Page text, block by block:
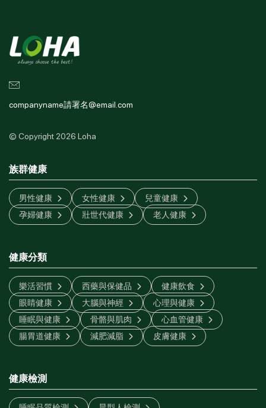
companyname請署名@email.com
© Copyright 2026 Loha
族群健康
男性健康 女性健康
兒童健康
孕婦健康
壯世代健康 老人健康
健康分類
樂活習慣 西藥與保健品
健康飲食
眼睛健康
大腦與神經
心理與健康
睡眠與健康
骨骼與肌肉
心血管健康
腸胃道健康
減肥減脂 皮膚健康
健康檢測